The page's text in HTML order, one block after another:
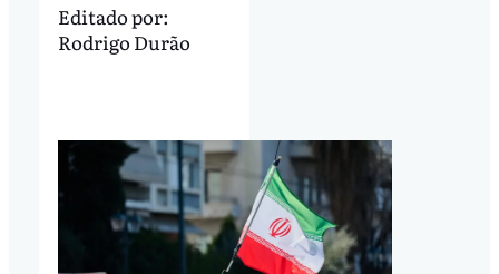
Editado por:
Rodrigo Durão